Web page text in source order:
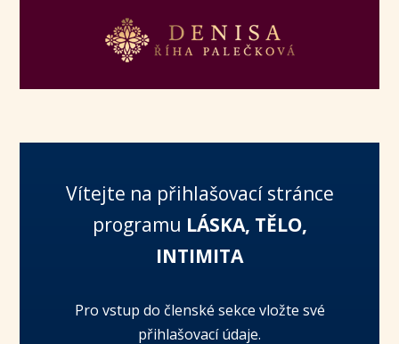
Vítejte na přihlašovací stránce
programu LÁSKA, TĚLO,
INTIMITA
Pro vstup do členské sekce vložte své
přihlašovací údaje.